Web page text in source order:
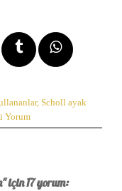
, Scholl ayak
Yorum
için 17 yorum: